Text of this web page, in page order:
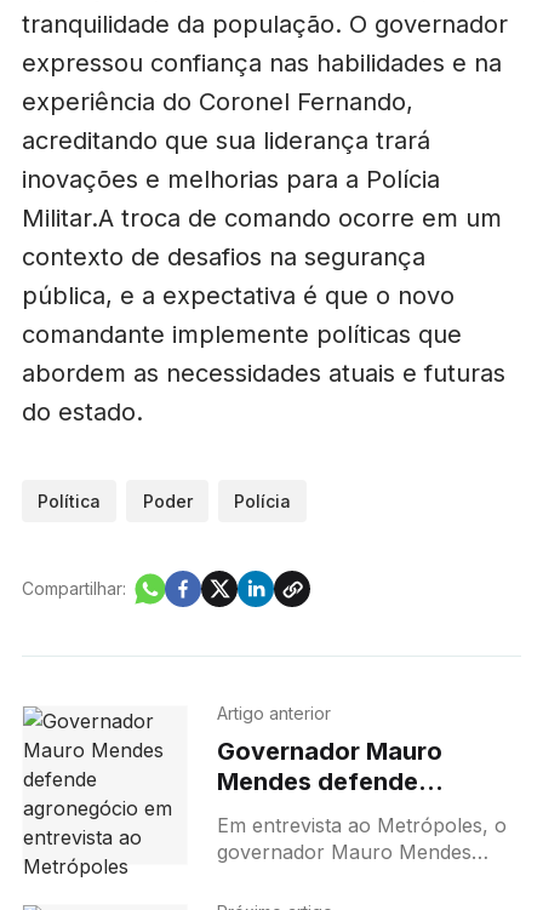
tranquilidade da população. O governador
expressou confiança nas habilidades e na
experiência do Coronel Fernando,
acreditando que sua liderança trará
inovações e melhorias para a Polícia
Militar.A troca de comando ocorre em um
contexto de desafios na segurança
pública, e a expectativa é que o novo
comandante implemente políticas que
abordem as necessidades atuais e futuras
do estado.
Política Poder Polícia
Compartilhar:
Artigo anterior
Governador Mauro
Mendes defende
agronegócio em
entrevista ao Metrópoles
Em entrevista ao Metrópoles, o
governador Mauro Mendes
Grosso e afirma que a